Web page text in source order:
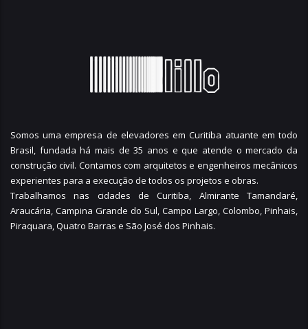
Somos uma empresa de elevadores em Curitiba atuante em todo
Brasil, fundada há mais de 35 anos e que atende o mercado da
construção civil. Contamos com arquitetos e engenheiros mecânicos
experientes para a execução de todos os projetos e obras.
Trabalhamos nas cidades de Curitiba, Almirante Tamandaré,
Araucária, Campina Grande do Sul, Campo Largo, Colombo, Pinhais,
Piraquara,Quatro Barras e São José dos Pinhais.